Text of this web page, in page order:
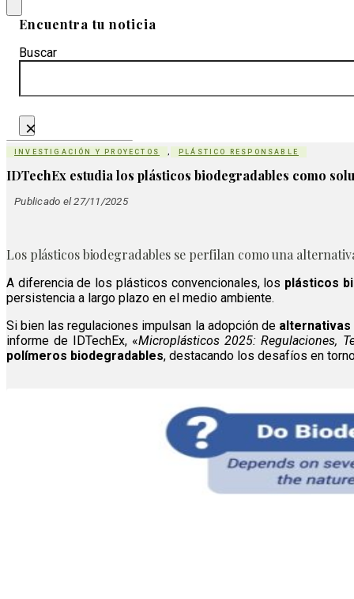
Encuentra tu noticia
Buscar
×
INVESTIGACIÓN Y PROYECTOS , PLÁSTICO RESPONSABLE
IDTechEx estudia los plásticos biodegradables como
Publicado el 27/11/2025
Los plásticos biodegradables se perfilan como una
A diferencia de los plásticos convencionales, los plásticos
persistencia a largo plazo en el medio ambiente.
Si bien las regulaciones impulsan la adopción de alternativas
informe de IDTechEx, «Microplásticos 2025: Regulaciones,
polímeros biodegradables, destacando los desafíos en